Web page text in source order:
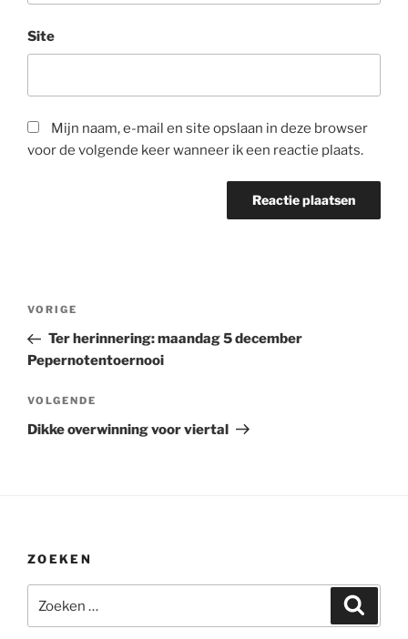
Site
Mijn naam, e-mail en site opslaan in deze browser
voor de volgende keer wanneer ik een reactie plaats.
Bericht
Vorig
bericht
VORIGE
Ter herinnering: maandag 5 december
Pepernotentoernooi
Volgend
bericht
VOLGENDE
Dikke overwinning voor viertal
ZOEKEN
naar: